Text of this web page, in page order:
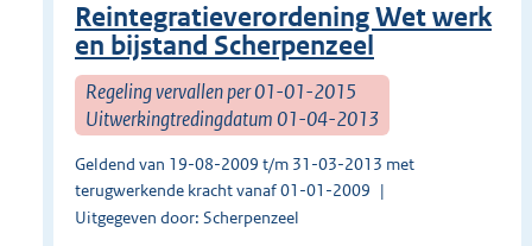
Reintegratieverordening Wet werk
en bijstand Scherpenzeel
Regeling vervallen per 01-01-2015
Uitwerkingtredingdatum 01-04-2013
Geldend van 19-08-2009 t/m 31-03-2013 met
terugwerkende kracht vanaf 01-01-2009
Uitgegeven door: Scherpenzeel